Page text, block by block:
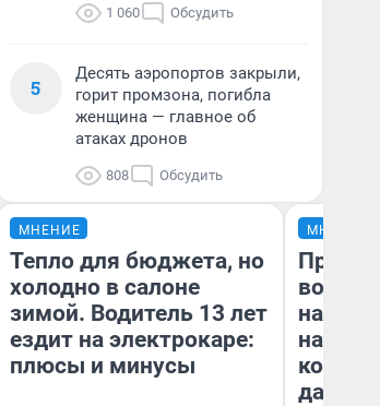
1 060 Обсудить
5
Десять аэропортов закрыли,
горит промзона, погибла
женщина — главное об
атаках дронов
808 Обсудить
МНЕНИЕ
Тепло для бюджета, но
холодно в салоне
зимой. Водитель 13 лет
ездит на электрокаре:
плюсы и минусы
МНЕНИЕ
нам
даже